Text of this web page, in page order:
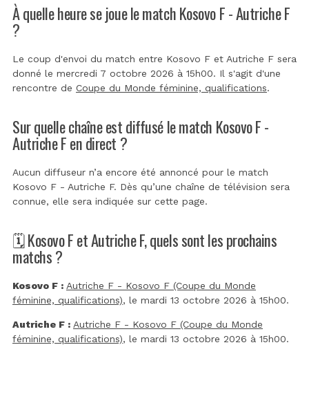
À quelle heure se joue le match Kosovo F - Autriche F
?
Le coup d'envoi du match entre Kosovo F et Autriche F sera
donné le mercredi 7 octobre 2026 à 15h00. Il s'agit d'une
rencontre de Coupe du Monde féminine, qualifications.
Sur quelle chaîne est diffusé le match Kosovo F -
Autriche F en direct ?
Aucun diffuseur n’a encore été annoncé pour le match
Kosovo F - Autriche F. Dès qu’une chaîne de télévision sera
connue, elle sera indiquée sur cette page.
🗓️ Kosovo F et Autriche F, quels sont les prochains
matchs ?
Kosovo F : Autriche F - Kosovo F (Coupe du Monde
féminine, qualifications), le mardi 13 octobre 2026 à 15h00.
Autriche F : Autriche F - Kosovo F (Coupe du Monde
féminine, qualifications), le mardi 13 octobre 2026 à 15h00.